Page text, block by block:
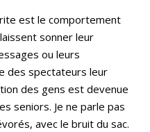
est le comportement
sonner leur
ou leurs
des spectateurs leur
des gens est devenue
seniors. Je ne parle pas
avec le bruit du sac.